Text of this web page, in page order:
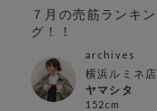
７月の売筋ランキン
グ！！
archives
横浜ルミネ店
ヤマシタ
152cm